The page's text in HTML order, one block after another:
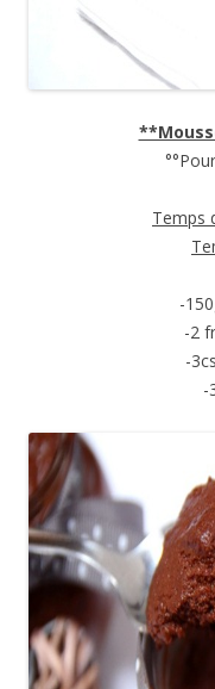
Temps
-
-2
-
-